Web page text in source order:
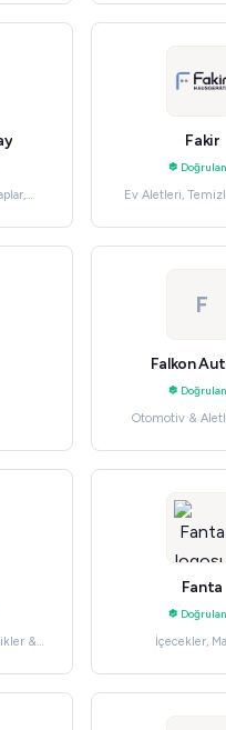
Fakir
Ev Aletleri,
F
Falkon
Otomotiv &
&
Fanta
İçecekler,